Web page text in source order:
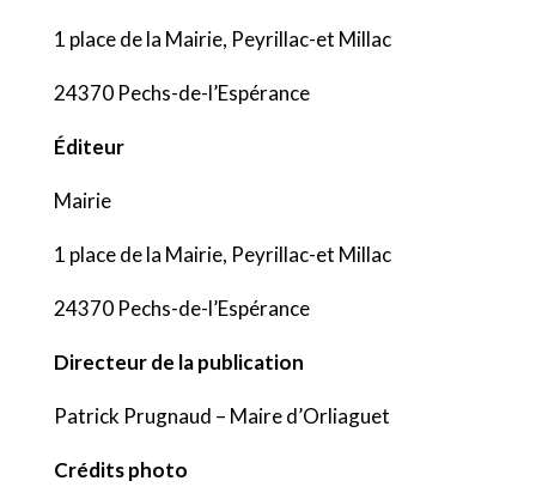
1 place de la Mairie, Peyrillac-et Millac
24370 Pechs-de-l’Espérance
Éditeur
Mairie
1 place de la Mairie, Peyrillac-et Millac
24370 Pechs-de-l’Espérance
Directeur de la publication
Patrick Prugnaud – Maire d’Orliaguet
Crédits photo